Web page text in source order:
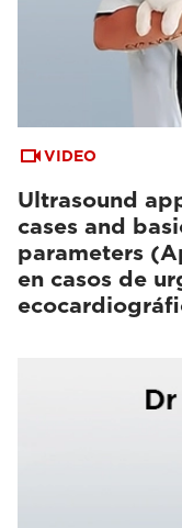
VIDEO
Ultrasound
cases and
parameters
en casos de